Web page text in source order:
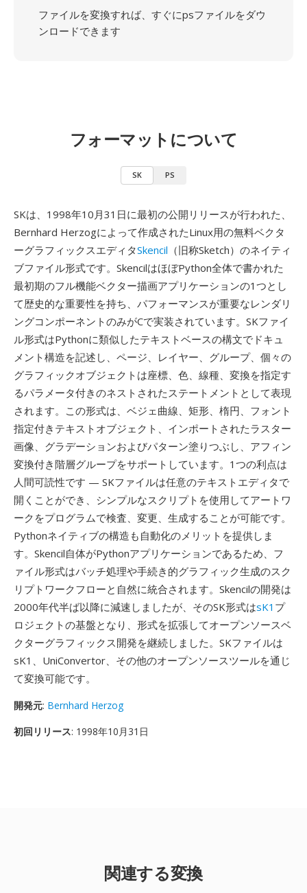
ファイルを変換すれば、すぐにpsファイルをダウ
ンロードできます
フォーマットについて
SK PS
SKは、1998年10月31日に最初の公開リリースが行われた、
Bernhard Herzogによって作成されたLinux用の無料ベクタ
ーグラフィックスエディタSkencil （旧称Sketch）のネイティ
ブファイル形式です。SkencilはほぼPython全体で書かれた
最初期のフル機能ベクター描画アプリケーションの1つとし
て歴史的な重要性を持ち、パフォーマンスが重要なレンダリ
ングコンポーネントのみがCで実装されています。SKファイ
ル形式はPythonに類似したテキストベースの構文でドキュ
メント構造を記述し、ページ、レイヤー、グループ、個々の
グラフィックオブジェクトは座標、色、線種、変換を指定す
るパラメータ付きのネストされたステートメントとして表現
されます。この形式は、ベジェ曲線、矩形、楕円、フォント
指定付きテキストオブジェクト、インポートされたラスター
画像、グラデーションおよびパターン塗りつぶし、アフィン
変換付き階層グループをサポートしています。1つの利点は
人間可読性です — SKファイルは任意のテキストエディタで
開くことができ、シンプルなスクリプトを使用してアートワ
ークをプログラムで検査、変更、生成することが可能です。
Pythonネイティブの構造も自動化のメリットを提供しま
す。Skencil自体がPythonアプリケーションであるため、フ
ァイル形式はバッチ処理や手続き的グラフィック生成のスク
リプトワークフローと自然に統合されます。Skencilの開発は
2000年代半ば以降に減速しましたが、そのSK形式はsK1 プ
ロジェクトの基盤となり、形式を拡張してオープンソースベ
クターグラフィックス開発を継続しました。SKファイルは
sK1、UniConvertor、その他のオープンソースツールを通じ
て変換可能です。
開発元: Bernhard Herzog
初回リリース: 1998年10月31日
関連する変換